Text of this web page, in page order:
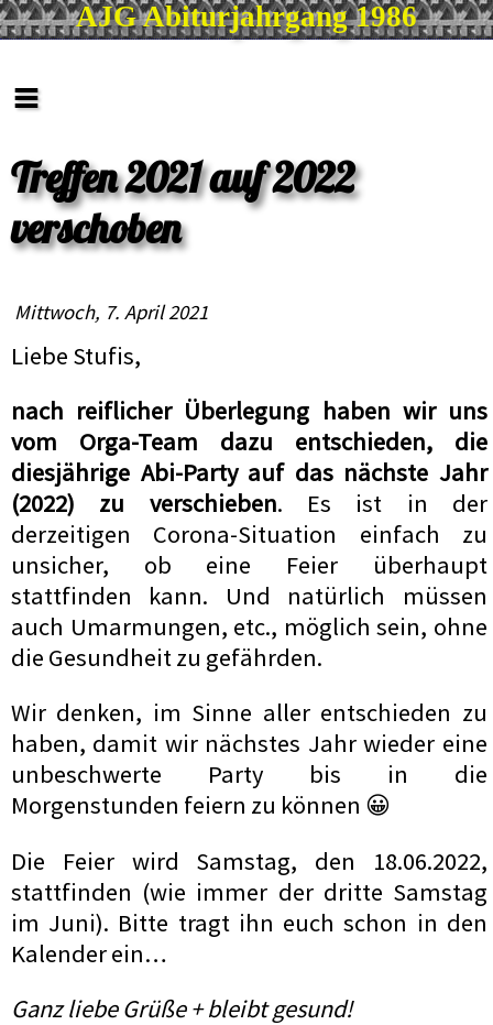
AJG Abiturjahrgang 1986
≡
Treffen 2021 auf 2022
verschoben
Mittwoch, 7. April 2021
Liebe Stufis,
nach reiflicher Überlegung haben wir uns
vom Orga-Team dazu entschieden, die
diesjährige Abi-Party auf das nächste Jahr
(2022) zu verschieben. Es ist in der
derzeitigen Corona-Situation einfach zu
unsicher, ob eine Feier überhaupt
stattfinden kann. Und natürlich müssen
auch Umarmungen, etc., möglich sein, ohne
die Gesundheit zu gefährden.
Wir denken, im Sinne aller entschieden zu
haben, damit wir nächstes Jahr wieder eine
unbeschwerte Party bis in die
Morgenstunden feiern zu können 😀
Die Feier wird Samstag, den 18.06.2022,
stattfinden (wie immer der dritte Samstag
im Juni). Bitte tragt ihn euch schon in den
Kalender ein…
Ganz liebe Grüße + bleibt gesund!